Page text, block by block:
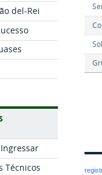
del-Rei
Técnicos